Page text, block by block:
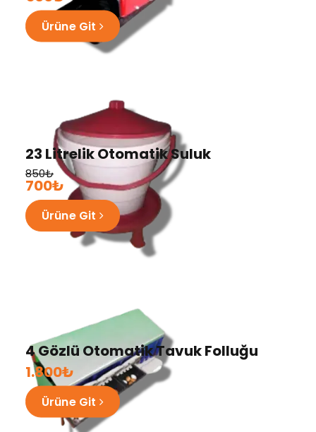
Ürüne Git
23 Litrelik Otomatik Suluk
850₺
700₺
Ürüne Git
4 Gözlü Otomatik Tavuk Folluğu
1.800₺
Ürüne Git